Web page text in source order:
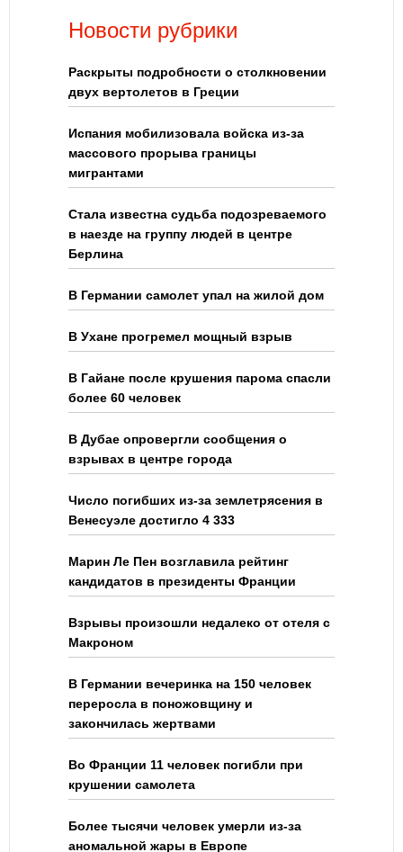
Новости рубрики
Раскрыты подробности о столкновении
двух вертолетов в Греции
Испания мобилизовала войска из-за
массового прорыва границы
мигрантами
Стала известна судьба подозреваемого
в наезде на группу людей в центре
Берлина
В Германии самолет упал на жилой дом
В Ухане прогремел мощный взрыв
В Гайане после крушения парома спасли
более 60 человек
В Дубае опровергли сообщения о
взрывах в центре города
Число погибших из-за землетрясения в
Венесуэле достигло 4 333
Марин Ле Пен возглавила рейтинг
кандидатов в президенты Франции
Взрывы произошли недалеко от отеля с
Макроном
В Германии вечеринка на 150 человек
переросла в поножовщину и
закончилась жертвами
Во Франции 11 человек погибли при
крушении самолета
Более тысячи человек умерли из-за
аномальной жары в Европе